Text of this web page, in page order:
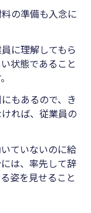
の準備も入念に
に理解してもら
状態であること
もあるので、き
れば、従業員の
ていないのに給
は、率先して辞
姿を見せること